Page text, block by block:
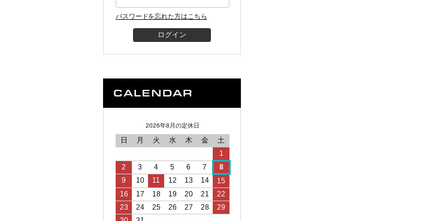
パスワードを忘れた方はこちら
2026年8月の定休日
日 月 火 水 木 金
土
1
2
3 4 5 6 7
8
9
10 11 12 13 14
15
16
17 18 19 20 21
22
23
24 25 26 27 28
29